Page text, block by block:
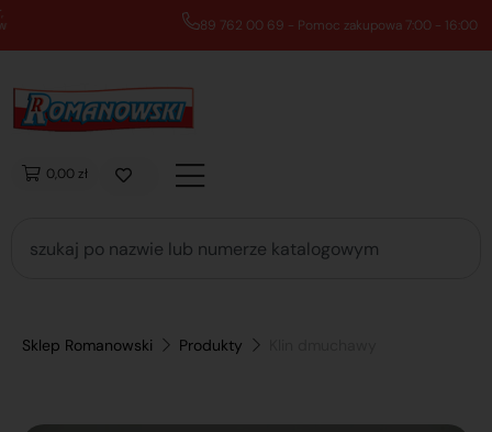
89 762 00 69 - Pomoc zakupowa 7:00 - 16:00
0,00 zł
Sklep Romanowski Produkty